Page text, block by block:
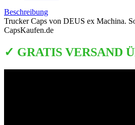
Beschreibung
Trucker Caps von DEUS ex Machina.
CapsKaufen.de
✓ GRATIS VERSAND